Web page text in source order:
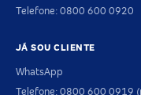
Telefone: 0800 600 0920
JÁ SOU CLIENTE
WhatsApp
Telefone: 0800 600 0919